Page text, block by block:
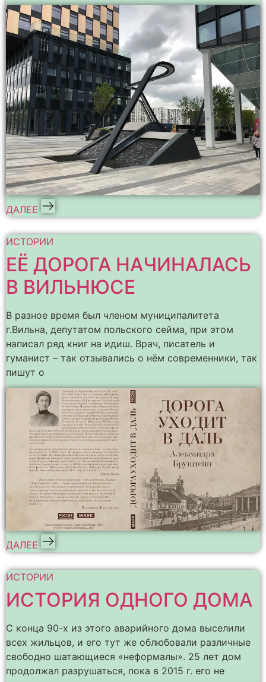
ДАЛЕЕ
ИСТОРИИ
ЕЁ ДОРОГА НАЧИНАЛАСЬ
В ВИЛЬНЮСЕ
В разное время был членом муниципалитета
г.Вильна, депутатом польского сейма, при этом
написал ряд книг на идиш. Врач, писатель и
гуманист – так отзывались о нём современники, так
пишут о
ДАЛЕЕ
ИСТОРИИ
ИСТОРИЯ ОДНОГО ДОМА
С конца 90-х из этого аварийного дома выселили
всех жильцов, и его тут же облюбовали различные
свободно шатающиеся «неформалы». 25 лет дом
продолжал разрушаться, пока в 2015 г. его не